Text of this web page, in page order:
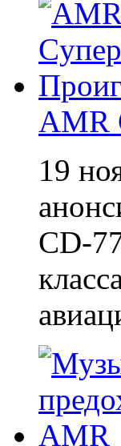
AMR
19
CD-